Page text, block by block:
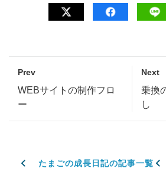
Prev
WEBサイトの制作フロ
ー
Next
乗換
し
たまごの成長日記の記事一覧